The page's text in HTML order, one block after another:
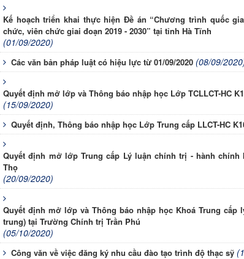
Kế hoạch triển khai thực hiện Đề án “Chương trình quốc
chức, viên chức giai đoạn 2019 - 2030” tại tỉnh Hà Tĩnh
(01/09/2020)
Các văn bản pháp luật có hiệu lực từ 01/09/2020 (08/09/
Quyết định mở lớp và Thông báo nhập học Lớp TCLLCT-HC
(15/09/2020)
Quyết định, Thông báo nhập học Lớp Trung cấp LLCT-HC
Quyết định mở lớp Trung cấp Lý luận chính trị - hành
Thọ
(20/09/2020)
Quyết định mở lớp và Thông báo nhập học Khoá Trung cấp
trung) tại Trường Chính trị Trần Phú
(05/10/2020)
Công văn về việc đăng ký nhu cầu đào tạo trình độ thạc sỹ